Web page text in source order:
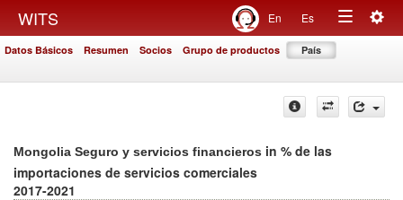
WITS En Es
Toggle
Datos Básicos Resumen Socios Grupo de productos País
Mongolia Seguro y servicios financieros in % de las
importaciones de servicios comerciales
2017-2021